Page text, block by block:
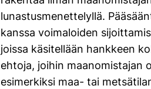
lunastusmenettelyllä.
kanssa voimaloiden
joissa käsitellään hankkeen
ehtoja, joihin maanomistajan
esimerkiksi maa- tai